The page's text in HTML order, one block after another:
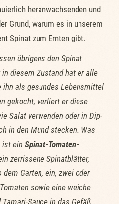
heranwachsenden und
Grund, warum es in unserem
Spinat zum Ernten gibt.
übrigens den Spinat
diesem Zustand hat er alle
ihn als gesundes Lebensmittel
gekocht, verliert er diese
Salat verwenden oder in Dip-
in den Mund stecken. Was
ist einSpinat-Tomaten-
zerrissene Spinatblätter,
Garten, ein, zwei oder
sowie eine weiche
Sauce in das Gefäß